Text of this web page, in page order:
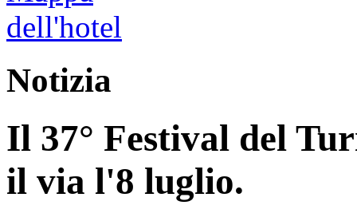
Notizia
Il 37° Festival del
il via l'8 luglio.